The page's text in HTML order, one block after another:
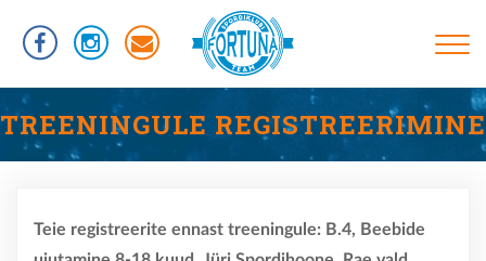
edasi
juurde
PõhinavigatsioonTREENINGUD
INFORMATSIOON
UJUMISTASEMED
TREENINGULE REGISTREERIMINE
Teie registreerite ennast treeningule: B.4, Beebide